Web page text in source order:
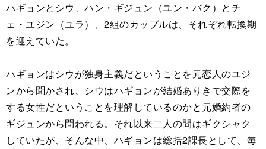
ハギョンとシウ、ハン・ギジュン（ユン・バク）とチ
ェ・ユジン（ユラ）、2組のカップルは、それぞれ転換期
を迎えていた。
ハギョンはシウが独身主義だということを元恋人のユジ
ンから聞かされ、シウはハギョンが結婚ありきで交際を
する女性だということを理解しているのかと元婚約者の
ギジュンから問われる。それ以来二人の間はギクシャク
していたが、そんな中、ハギョンは総括2課長として、毎